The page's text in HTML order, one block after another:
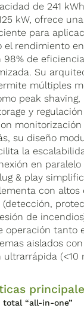
de 241
kW, ofrece
para
el rendimiento
98% de
Su
múltiples
peak shaving,
y
su diseño
la
en paralelo
& play
con altos
(detección,
de
operación tanto
aislados con
(<10
total “all-in-one”